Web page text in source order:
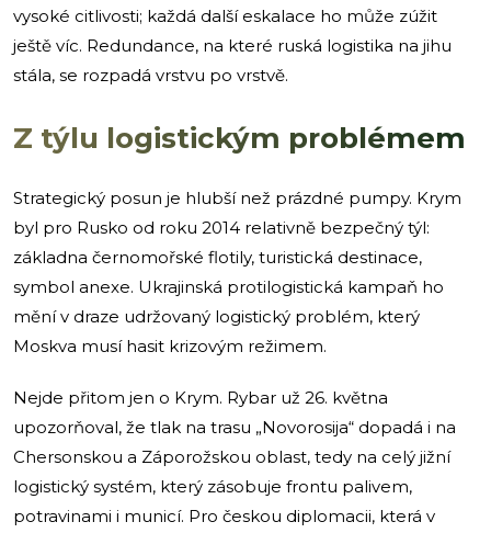
vysoké citlivosti; každá další eskalace ho může zúžit
ještě víc. Redundance, na které ruská logistika na jihu
stála, se rozpadá vrstvu po vrstvě.
Z týlu logistickým problémem
Strategický posun je hlubší než prázdné pumpy. Krym
byl pro Rusko od roku 2014 relativně bezpečný týl:
základna černomořské flotily, turistická destinace,
symbol anexe. Ukrajinská protilogistická kampaň ho
mění v draze udržovaný logistický problém, který
Moskva musí hasit krizovým režimem.
Nejde přitom jen o Krym. Rybar už 26. května
upozorňoval, že tlak na trasu „Novorosija“ dopadá i na
Chersonskou a Záporožskou oblast, tedy na celý jižní
logistický systém, který zásobuje frontu palivem,
potravinami i municí. Pro českou diplomacii, která v